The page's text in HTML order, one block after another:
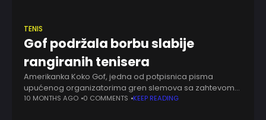
TENIS
Gof podržala borbu slabije
rangiranih tenisera
Amerikanka Koko Gof, jedna od potpisnica pisma
upućenog organizatorima gren slemova sa zahtevom
da se povećaju nagradni fondovi, pojasnila je šta je cilj
10 MONTHS AGO 0 COMMENTS KEEP READING